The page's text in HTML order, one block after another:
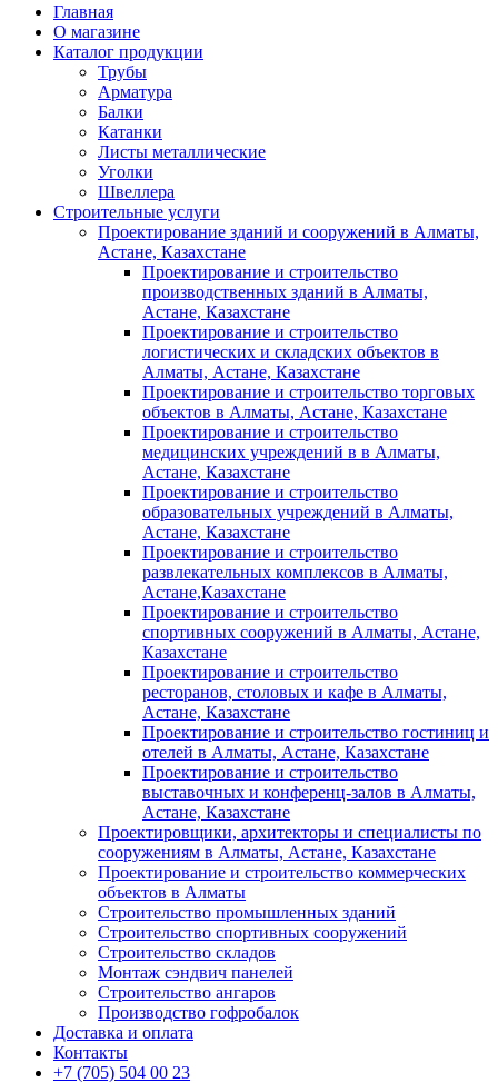
Главная
О магазине
Каталог продукции
Трубы
Арматура
Балки
Катанки
Листы металлические
Уголки
Швеллера
Строительные услуги
Проектирование зданий и сооружений в Алматы,
Астане, Казахстане
Проектирование и строительство
производственных зданий в Алматы,
Астане, Казахстане
Проектирование и строительство
логистических и складских объектов в
Алматы, Астане, Казахстане
Проектирование и строительство торговых
объектов в Алматы, Астане, Казахстане
Проектирование и строительство
медицинских учреждений в в Алматы,
Астане, Казахстане
Проектирование и строительство
образовательных учреждений в Алматы,
Астане, Казахстане
Проектирование и строительство
развлекательных комплексов в Алматы,
Астане,Казахстане
Проектирование и строительство
спортивных сооружений в Алматы, Астане,
Казахстане
Проектирование и строительство
ресторанов, столовых и кафе в Алматы,
Астане, Казахстане
Проектирование и строительство гостиниц и
отелей в Алматы, Астане, Казахстане
Проектирование и строительство
выставочных и конференц-залов в Алматы,
Астане, Казахстане
Проектировщики, архитекторы и специалисты по
сооружениям в Алматы, Астане, Казахстане
Проектирование и строительство коммерческих
объектов в Алматы
Строительство промышленных зданий
Строительство спортивных сооружений
Строительство складов
Монтаж сэндвич панелей
Строительство ангаров
Производство гофробалок
Доставка и оплата
Контакты
+7 (705) 504 00 23